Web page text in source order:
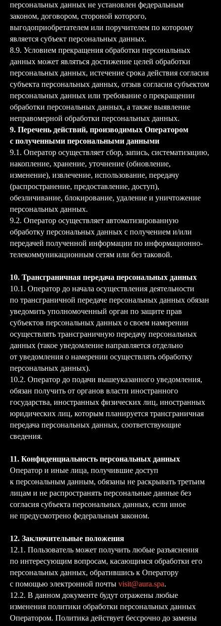
персональных данных не установлен федеральным
законом, договором, стороной которого,
выгодоприобретателем или поручителем по которому
является субъект персональных данных.
8.9. Условием прекращения обработки персональных
данных может являться достижение целей обработки
персональных данных, истечение срока действия согласия
субъекта персональных данных, отзыв согласия субъектом
персональных данных или требование о прекращении
обработки персональных данных, а также выявление
неправомерной обработки персональных данных.
9. Перечень действий, производимых Оператором
с полученными персональными данными
9.1. Оператор осуществляет сбор, запись, систематизацию,
накопление, хранение, уточнение (обновление,
изменение), извлечение, использование, передачу
(распространение, предоставление, доступ),
обезличивание, блокирование, удаление и уничтожение
персональных данных.
9.2. Оператор осуществляет автоматизированную
обработку персональных данных с получением и/или
передачей полученной информации по информационно-
телекоммуникационным сетям или без таковой.
10. Трансграничная передача персональных данных
10.1. Оператор до начала осуществления деятельности
по трансграничной передаче персональных данных обязан
уведомить уполномоченный орган по защите прав
субъектов персональных данных о своем намерении
осуществлять трансграничную передачу персональных
данных (такое уведомление направляется отдельно
от уведомления о намерении осуществлять обработку
персональных данных).
10.2. Оператор до подачи вышеуказанного уведомления,
обязан получить от органов власти иностранного
государства, иностранных физических лиц, иностранных
юридических лиц, которым планируется трансграничная
передача персональных данных, соответствующие
сведения.
11. Конфиденциальность персональных данных
Оператор и иные лица, получившие доступ
к персональным данным, обязаны не раскрывать третьим
лицам и не распространять персональные данные без
согласия субъекта персональных данных, если иное
не предусмотрено федеральным законом.
12. Заключительные положения
12.1. Пользователь может получить любые разъяснения
по интересующим вопросам, касающимся обработки его
персональных данных, обратившись к Оператору
с помощью электронной почты visit@aura.spa.
12.2. В данном документе будут отражены любые
изменения политики обработки персональных данных
Оператором. Политика действует бессрочно до замены